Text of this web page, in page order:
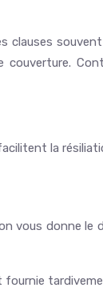
clauses
couverture.
la
vous donne le
fournie